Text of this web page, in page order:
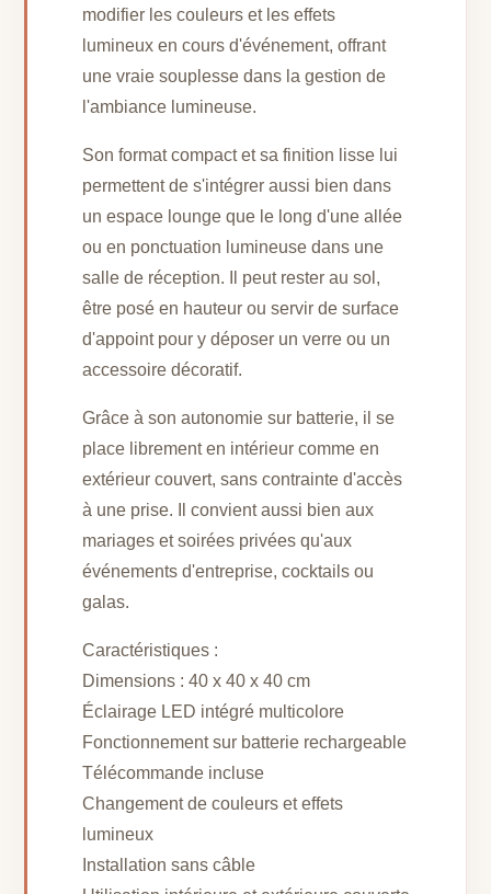
modifier les couleurs et les effets
lumineux en cours d'événement, offrant
une vraie souplesse dans la gestion de
l'ambiance lumineuse.
Son format compact et sa finition lisse lui
permettent de s'intégrer aussi bien dans
un espace lounge que le long d'une allée
ou en ponctuation lumineuse dans une
salle de réception. Il peut rester au sol,
être posé en hauteur ou servir de surface
d'appoint pour y déposer un verre ou un
accessoire décoratif.
Grâce à son autonomie sur batterie, il se
place librement en intérieur comme en
extérieur couvert, sans contrainte d'accès
à une prise. Il convient aussi bien aux
mariages et soirées privées qu'aux
événements d'entreprise, cocktails ou
galas.
Caractéristiques :
Dimensions : 40 x 40 x 40 cm
Éclairage LED intégré multicolore
Fonctionnement sur batterie rechargeable
Télécommande incluse
Changement de couleurs et effets
lumineux
Installation sans câble